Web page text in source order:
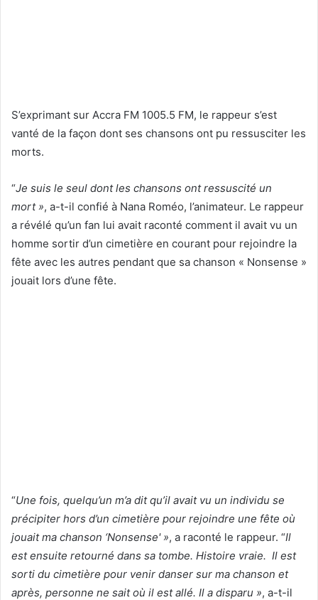
S’exprimant sur Accra FM 1005.5 FM, le rappeur s’est
vanté de la façon dont ses chansons ont pu ressusciter les
morts.
“Je suis le seul dont les chansons ont ressuscité un
mort », a-t-il confié à Nana Roméo, l’animateur. Le rappeur
a révélé qu’un fan lui avait raconté comment il avait vu un
homme sortir d’un cimetière en courant pour rejoindre la
fête avec les autres pendant que sa chanson « Nonsense »
jouait lors d’une fête.
“Une fois, quelqu’un m’a dit qu’il avait vu un individu se
précipiter hors d’un cimetière pour rejoindre une fête où
jouait ma chanson ‘Nonsense' », a raconté le rappeur. “Il
est ensuite retourné dans sa tombe. Histoire vraie. Il est
sorti du cimetière pour venir danser sur ma chanson et
après, personne ne sait où il est allé. Il a disparu », a-t-il